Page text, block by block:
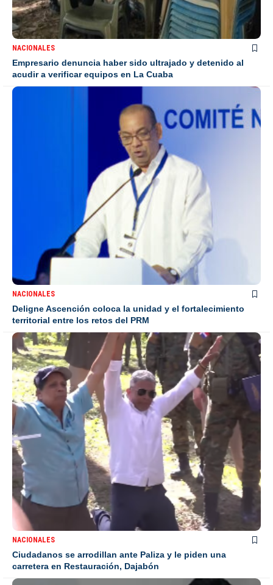
NACIONALES
Empresario denuncia haber sido ultrajado y detenido al
acudir a verificar equipos en La Cuaba
NACIONALES
Deligne Ascención coloca la unidad y el fortalecimiento
territorial entre los retos del PRM
NACIONALES
Ciudadanos se arrodillan ante Paliza y le piden una
carretera en Restauración, Dajabón